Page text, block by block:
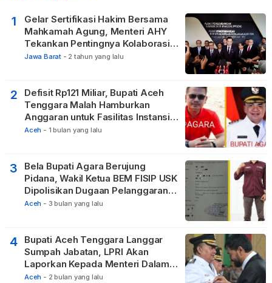
1
Gelar Sertifikasi Hakim Bersama
Mahkamah Agung, Menteri AHY
Tekankan Pentingnya Kolaborasi
untuk Hadirkan Keadilan bagi
Jawa Barat - 2 tahun yang lalu
2
Defisit Rp121 Miliar, Bupati Aceh
Tenggara Malah Hamburkan
Anggaran untuk Fasilitas Instansi
Vertikal
Aceh - 1 bulan yang lalu
3
Bela Bupati Agara Berujung
Pidana, Wakil Ketua BEM FISIP USK
Dipolisikan Dugaan Pelanggaran
Privasi dan UU ITE
Aceh - 3 bulan yang lalu
4
Bupati Aceh Tenggara Langgar
Sumpah Jabatan, LPRI Akan
Laporkan Kepada Menteri Dalam
Negeri
Aceh - 2 bulan yang lalu